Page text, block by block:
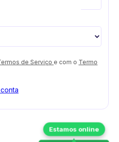
de Serviço e com o Termo